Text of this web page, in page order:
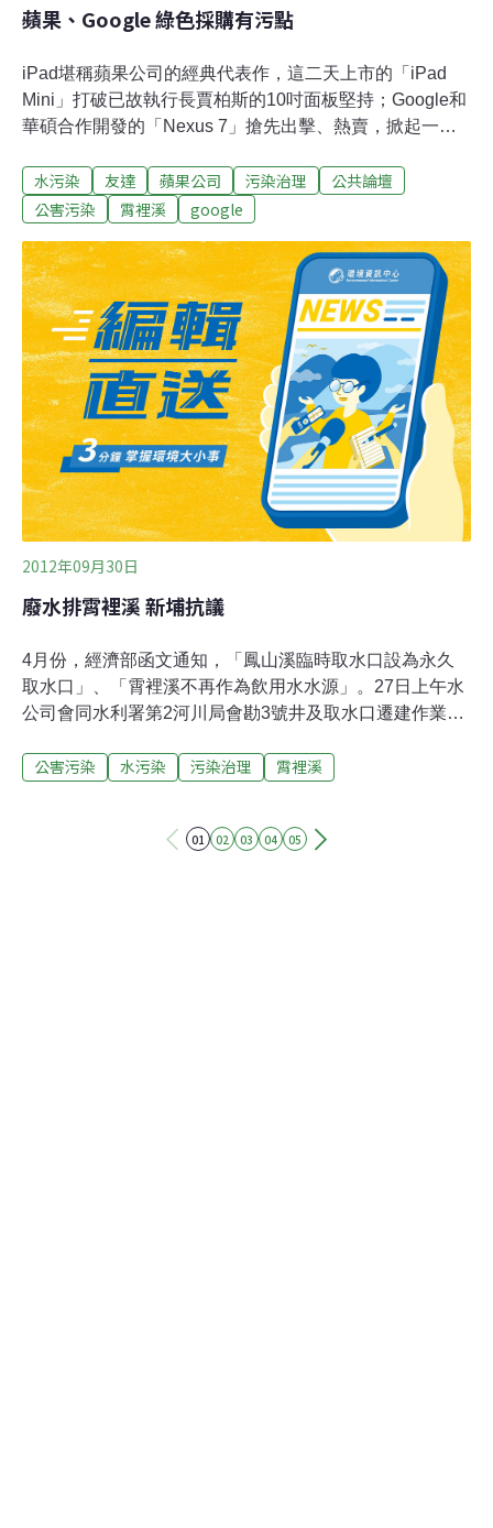
蘋果、Google 綠色採購有污點
iPad堪稱蘋果公司的經典代表作，這二天上市的「iPad
Mini」打破已故執行長賈柏斯的10吋面板堅持；Google和
華碩合作開發的「Nexus 7」搶先出擊、熱賣，掀起一陣
付出龐大的代價。APPLE監督生產線不周，枉費強打綠色
生產的特色友達為蘋果「iPad Mini」的面板供應商， 蘋果
有供應商必須對廢水採取適當的管理措施，將其作業和產
品對環境的影響降至最低；華映為「Nexus 7」的面板供
應商，Google代工的華碩電腦也把「綠色採購」列為企業
社會責任的重點項目，標榜使用綠色供應商。但友達、華
映二家面板廠長期汙染霄裡溪的作為，顯然經不起綠色採
購的考驗。經濟部越權 環保署棄守 廠商得利自來水公司
的取水口自民國77年起，就設在霄裡溪下游、與鳳山溪交
會處，民國88年，政府竟然讓友達和華映在霄
水污染 友達 蘋果公司 污染治理
公共論壇
公害污染
霄裡溪 google
2012年09月30日
廢水排霄裡溪 新埔抗議
4月份，經濟部函文通知，「鳳山溪臨時取水口設為永久
取水口」、「霄裡溪不再作為飲用水水源」。27日上午水
公司會同水利署第2河川局會勘3號井及取水口遷建作業，
為永久取水口，發起抗議。居民說，友達、華映廢水排放
非飲用水源，認為經濟部變相幫友達、華映廢水排放解
公害污染 水污染 污染治理 霄裡溪
01 02 03 04 05